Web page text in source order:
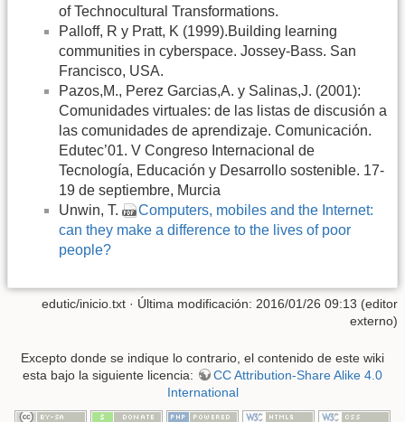
of Technocultural Transformations.
Palloff, R y Pratt, K (1999).Building learning
communities in cyberspace. Jossey-Bass. San
Francisco, USA.
Pazos,M., Perez Garcias,A. y Salinas,J. (2001):
Comunidades virtuales: de las listas de discusión a
las comunidades de aprendizaje. Comunicación.
Edutec’01. V Congreso Internacional de
Tecnología, Educación y Desarrollo sostenible. 17-
19 de septiembre, Murcia
Unwin, T.
Computers, mobiles and the Internet:
can they make a difference to the lives of poor
people?
edutic/inicio.txt · Última modificación: 2016/01/26 09:13 (editor
externo)
Excepto donde se indique lo contrario, el contenido de este wiki
esta bajo la siguiente licencia:
CC Attribution-Share Alike 4.0
International